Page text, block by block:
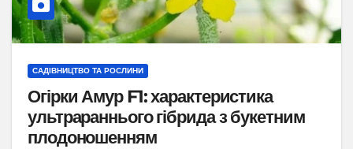
САДІВНИЦТВО ТА РОСЛИНИ
Огірки Амур F1: характеристика
ультрараннього гібрида з букетним
плодоношенням